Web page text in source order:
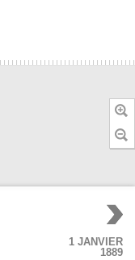
1 JANVIER
1889